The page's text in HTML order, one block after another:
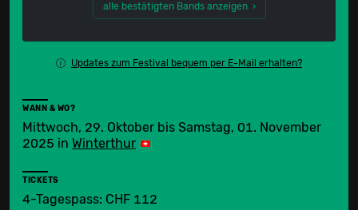
alle bestätigten Bands anzeigen ›
Updates zum Festival bequem per E-Mail erhalten?
WANN & WO?
Mittwoch, 29. Oktober bis Samstag, 01. November
2025 in Winterthur
TICKETS
4-Tagespass: CHF 112